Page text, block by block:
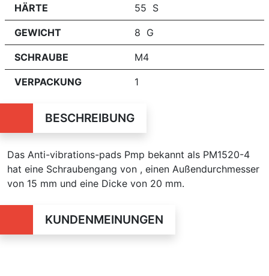
HÄRTE 55 S
GEWICHT 8 G
SCHRAUBE M4
VERPACKUNG 1
BESCHREIBUNG
Das Anti-vibrations-pads Pmp bekannt als PM1520-4
hat eine Schraubengang von , einen Außendurchmesser
von 15 mm und eine Dicke von 20 mm.
KUNDENMEINUNGEN